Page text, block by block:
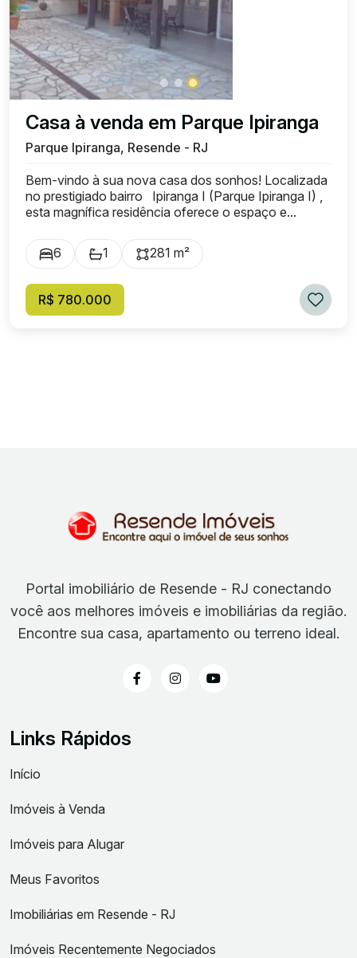
Casa à venda em Parque Ipiranga
Parque Ipiranga, Resende - RJ
Bem-vindo à sua nova casa dos sonhos! Localizada
no prestigiado bairro Ipiranga I (Parque Ipiranga I) ,
esta magnífica residência oferece o espaço e...
6 1 281 m²
R$ 780.000
Portal imobiliário de Resende - RJ conectando
você aos melhores imóveis e imobiliárias da região.
Encontre sua casa, apartamento ou terreno ideal.
Links Rápidos
Início
Imóveis à Venda
Imóveis para Alugar
Meus Favoritos
Imobiliárias em Resende - RJ
Imóveis Recentemente Negociados